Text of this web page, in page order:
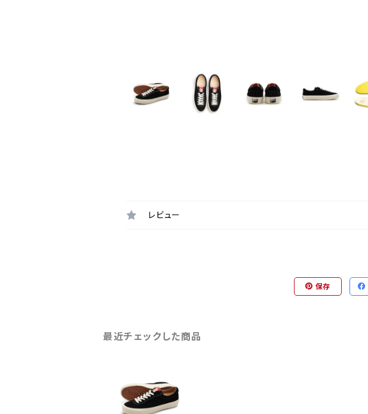
レビュー
保存
最近チェックした商品